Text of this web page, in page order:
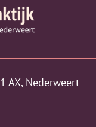
AX, Nederweert